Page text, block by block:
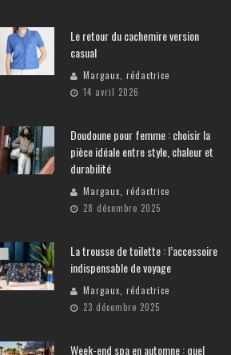
Le retour du cachemire version
casual
Margaux, rédactrice
14 avril 2026
Doudoune pour femme : choisir la
pièce idéale entre style, chaleur et
durabilité
Margaux, rédactrice
28 décembre 2025
La trousse de toilette : l’accessoire
indispensable de voyage
Margaux, rédactrice
23 décembre 2025
Week-end spa en automne : quel